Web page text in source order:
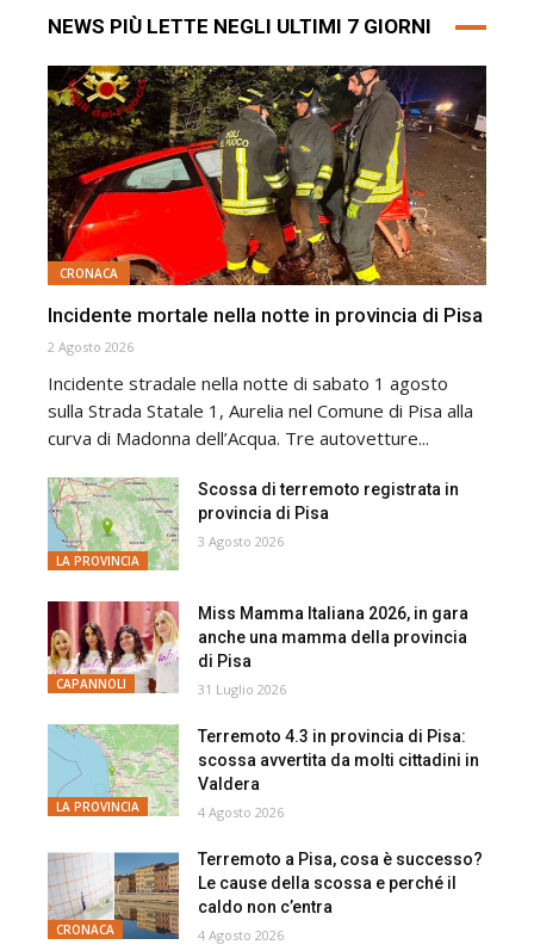
NEWS PIÙ LETTE NEGLI ULTIMI 7 GIORNI
CRONACA
Incidente mortale nella notte in provincia di Pisa
2 Agosto 2026
Incidente stradale nella notte di sabato 1 agosto
sulla Strada Statale 1, Aurelia nel Comune di Pisa alla
curva di Madonna dell’Acqua. Tre autovetture...
LA PROVINCIA
Scossa di terremoto registrata in
provincia di Pisa
3 Agosto 2026
CAPANNOLI
Miss Mamma Italiana 2026, in gara
anche una mamma della provincia
di Pisa
31 Luglio 2026
LA PROVINCIA
Terremoto 4.3 in provincia di Pisa:
scossa avvertita da molti cittadini in
Valdera
4 Agosto 2026
CRONACA
Terremoto a Pisa, cosa è successo?
Le cause della scossa e perché il
caldo non c’entra
4 Agosto 2026